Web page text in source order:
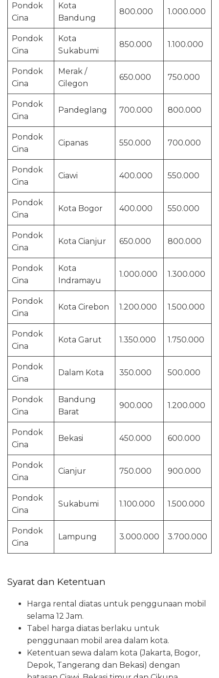
Pondok
Cina
Kota
Bandung
800.000 1.000.000
Pondok
Cina
Kota
Sukabumi
850.000 1.100.000
Pondok
Cina
Merak /
Cilegon
650.000 750.000
Pondok
Cina
Pandeglang 700.000 800.000
Pondok
Cina
Cipanas 550.000 700.000
Pondok
Cina
Ciawi 400.000 550.000
Pondok
Cina
Kota Bogor 400.000 550.000
Pondok
Cina
Kota Cianjur 650.000 800.000
Pondok
Cina
Kota
Indramayu
1.000.000 1.300.000
Pondok
Cina
Kota Cirebon 1.200.000 1.500.000
Pondok
Cina
Kota Garut 1.350.000 1.750.000
Pondok
Cina
Dalam Kota 350.000 500.000
Pondok
Cina
Bandung
Barat
900.000 1.200.000
Pondok
Cina
Bekasi 450.000 600.000
Pondok
Cina
Cianjur 750.000 900.000
Pondok
Cina
Sukabumi 1.100.000 1.500.000
Pondok
Cina
Lampung 3.000.000 3.700.000
Syarat dan Ketentuan
Harga rental diatas untuk penggunaan mobil
selama 12 Jam.
Tabel harga diatas berlaku untuk
penggunaan mobil area dalam kota.
Ketentuan sewa dalam kota (Jakarta, Bogor,
Depok, Tangerang dan Bekasi) dengan